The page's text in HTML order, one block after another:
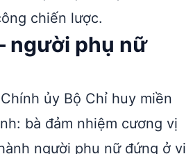
chiến lược.
người phụ nữ
ủy Bộ Chỉ huy miền
bà đảm nhiệm cương vị
người phụ nữ đứng ở vị